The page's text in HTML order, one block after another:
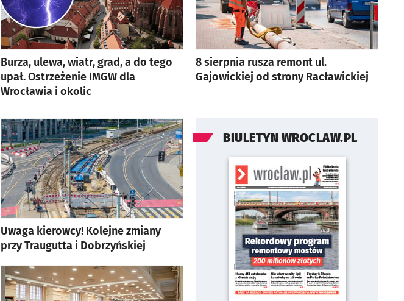
Burza, ulewa, wiatr, grad, a do tego
upał. Ostrzeżenie IMGW dla
Wrocławia i okolic
8 sierpnia rusza remont ul.
Gajowickiej od strony Racławickiej
Uwaga kierowcy! Kolejne zmiany
przy Traugutta i Dobrzyńskiej
BIULETYN WROCLAW.PL